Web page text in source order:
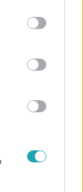
may click to
tags to
below Google
csak így lett